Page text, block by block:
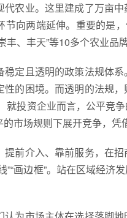
农业。这里建成了万亩
向两端延伸。重要的是
丰、丰天”等10多个农业
定且透明的政策法规体
的困境。而透明的法规
就投资企业而言，公平竞
市场规则下展开竞争，凭
前介入、靠前服务，在
”“画边框”。站在区域经